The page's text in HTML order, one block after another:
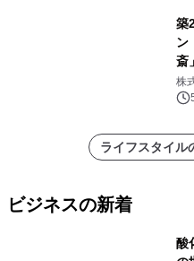
築
ン
斎
開
株
ライフスタイル
ビジネスの新着
酸